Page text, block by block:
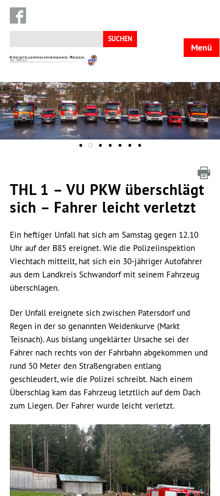
Suchen
nach:
KFV
Menü
THL 1 – VU PKW überschlägt
sich – Fahrer leicht verletzt
Ein heftiger Unfall hat sich am Samstag gegen 12.10
Uhr auf der B85 ereignet. Wie die Polizeiinspektion
Viechtach mitteilt, hat sich ein 30-jähriger Autofahrer
aus dem Landkreis Schwandorf mit seinem Fahrzeug
überschlagen.
Der Unfall ereignete sich zwischen Patersdorf und
Regen in der so genannten Weidenkurve (Markt
Teisnach). Aus bislang ungeklärter Ursache sei der
Fahrer nach rechts von der Fahrbahn abgekommen und
rund 50 Meter den Straßengraben entlang
geschleudert, wie die Polizei schreibt. Nach einem
Überschlag kam das Fahrzeug letztlich auf dem Dach
zum Liegen. Der Fahrer wurde leicht verletzt.